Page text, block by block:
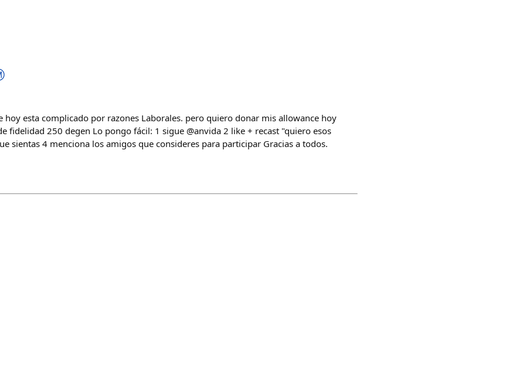
hoy esta complicado por razones Laborales. pero quiero donar mis allowance hoy
fidelidad 250 degen Lo pongo fácil: 1 sigue @anvida 2 like + recast "quiero esos
sientas 4 menciona los amigos que consideres para participar Gracias a todos.